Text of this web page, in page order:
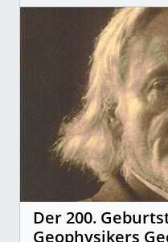
Der 200.
Geophysikers